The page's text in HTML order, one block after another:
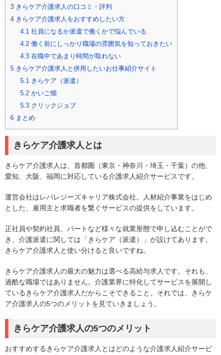
3 きらケア介護求人の口コミ・評判
4 きらケア介護求人をおすすめしたい方
4.1社員になるか派遣で働くかで悩んでいる
4.2働く前にしっかり職場の雰囲気を知っておきたい
4.3在職中であまり時間が取れない
5 きらケア介護求人と併用したいお仕事紹介サイト
5.1きらケア（派遣）
5.2かいご畑
5.3クリックジョブ
6 まとめ
きらケア介護求人とは
きらケア介護求人は、首都圏（東京・神奈川・埼玉・千葉）の他、
愛知、大阪、福岡に対応している介護求人紹介サービスです。
運営会社はレバレジーズキャリア株式会社。人材紹介事業をはじめ
とした、雇用主と求職者を繋ぐサービスの提供をしています。
正社員や契約社員、パートなど様々な就業形態で申し込むことがで
き、介護派遣に関しては「きらケア（派遣）」が設けてあります。
きらケア介護求人と使い分けると良いですね。
きらケア介護求人の最大の魅力は選べる高給与求人です。それも、
過酷な職場ではありません。介護業界に特化してサービスを展開し
ているきらケア介護求人だからこそできること。それでは、きらケ
ア介護求人の5つのメリットを見ていきましょう。
きらケア介護求人の5つのメリット
おすすめするきらケア介護求人とはどのような介護求人紹介サービ